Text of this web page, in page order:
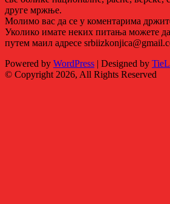
друге мржње.
Молимо вас да се у коментарима
Уколико имате неких питања можете
путем маил адресе
Powered by WordPress | Designed by
© Copyright 2026, All Rights Reserved